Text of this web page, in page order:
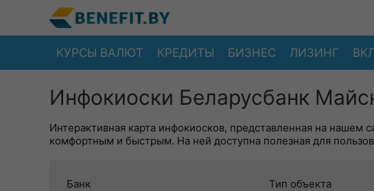
КУРСЫ ВАЛЮТ КРЕДИТЫ БИЗНЕС ЛИЗИНГ
Инфокиоски Беларусбанк
Интерактивная карта инфокиосков, представленная на нашем
комфортным и быстрым. На ней доступна полезная для
Банк Тип объекта